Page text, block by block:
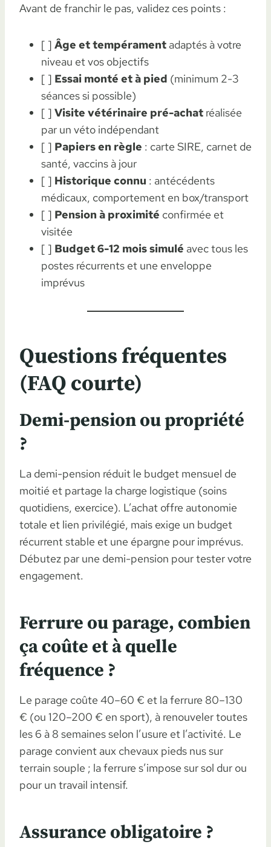
Avant de franchir le pas, validez ces points :
[ ] Âge et tempérament adaptés à votre
niveau et vos objectifs
[ ] Essai monté et à pied (minimum 2-3
séances si possible)
[ ] Visite vétérinaire pré-achat réalisée
par un véto indépendant
[ ] Papiers en règle : carte SIRE, carnet de
santé, vaccins à jour
[ ] Historique connu : antécédents
médicaux, comportement en box/transport
[ ] Pension à proximité confirmée et
visitée
[ ] Budget 6-12 mois simulé avec tous les
postes récurrents et une enveloppe
imprévus
Questions fréquentes
(FAQ courte)
Demi-pension ou propriété
?
La demi-pension réduit le budget mensuel de
moitié et partage la charge logistique (soins
quotidiens, exercice). L’achat offre autonomie
totale et lien privilégié, mais exige un budget
récurrent stable et une épargne pour imprévus.
Débutez par une demi-pension pour tester votre
engagement.
Ferrure ou parage, combien
ça coûte et à quelle
fréquence ?
Le parage coûte 40–60 € et la ferrure 80–130
€ (ou 120–200 € en sport), à renouveler toutes
les 6 à 8 semaines selon l’usure et l’activité. Le
parage convient aux chevaux pieds nus sur
terrain souple ; la ferrure s’impose sur sol dur ou
pour un travail intensif.
Assurance obligatoire ?